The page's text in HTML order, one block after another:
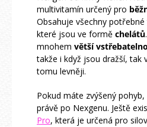
multivitamín určený pro
Obsahuje všechny
které jsou ve formě chelátů
mnohem větší
takže i když jsou dražší, tak
tomu levněji.
Pokud máte zvýšený
právě po Nexgenu. Ještě
Pro, která je určená pro